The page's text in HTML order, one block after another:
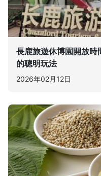
長鹿旅遊休博園開放時
的聰明玩法
2026年02月12日